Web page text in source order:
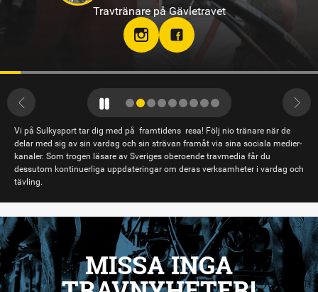
Travtränare på Gävletravet
Vi på Sulkysport tar dig med på framtidens resa! Följ nio tränare när de
delar med sig av sin vardag och sin strävan framåt via sina sociala medier-
kanaler. Som trogen läsare av Sveriges oberoende travmedia får du
dessutom kontinuerliga uppdateringar om deras verksamheter i vardag och
tävling.
MISSA INGA